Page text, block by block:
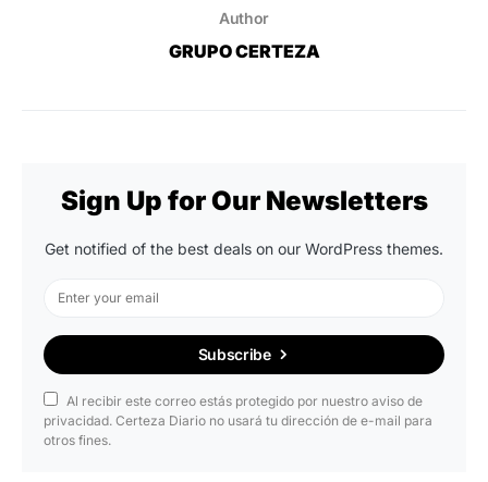
Author
GRUPO CERTEZA
Sign Up for Our Newsletters
Get notified of the best deals on our WordPress themes.
Subscribe
Al recibir este correo estás protegido por nuestro aviso de
privacidad. Certeza Diario no usará tu dirección de e-mail para
otros fines.